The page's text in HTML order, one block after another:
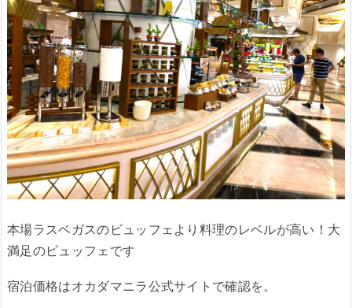
本場ラスベガスのビュッフェより料理のレベルが高い！大
満足のビュッフェです
宿泊価格はオカダマニラ公式サイトで確認を。